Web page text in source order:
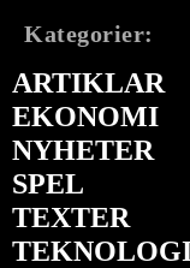
Kategorier:
ARTIKLAR
EKONOMI
NYHETER
SPEL
TEXTER